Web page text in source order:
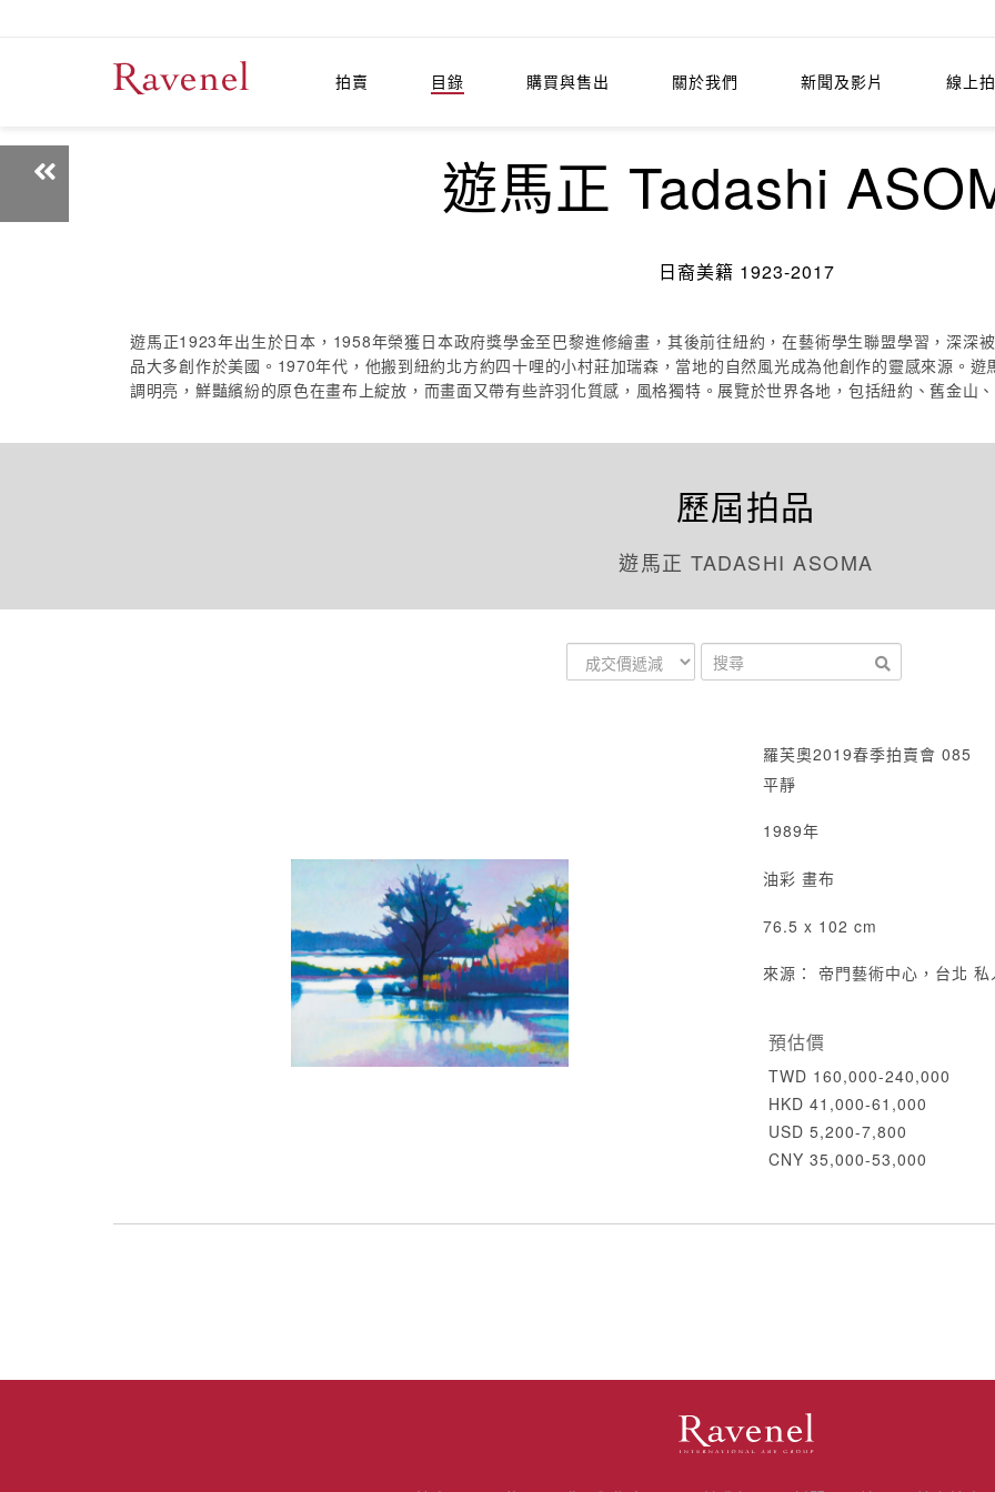
拍賣 目錄 購買與售出 關於我們 新聞及影片 線上
遊馬正 Tadashi
日裔美籍 1923-2017
遊馬正1923年出生於日本，1958年榮獲日本政府獎學金至巴黎進修繪畫，其後前往紐約，在藝術學生聯盟學習，深深
品大多創作於美國。1970年代，他搬到紐約北方約四十哩的小村莊加瑞森，當地的自然風光成為他創作的靈感來源。
調明亮，鮮豔繽紛的原色在畫布上綻放，而畫面又帶有些許羽化質感，風格獨特。展覽於世界各地，包括紐約、舊金山
歷屆拍品
遊馬正 TADASHI ASOMA
羅芙奧2019春季拍賣會 085
平靜
1989年
油彩 畫布
76.5 x 102 cm
來源： 帝門藝術中心，台北 私
預估價
TWD 160,000-240,000
HKD 41,000-61,000
USD 5,200-7,800
CNY 35,000-53,000